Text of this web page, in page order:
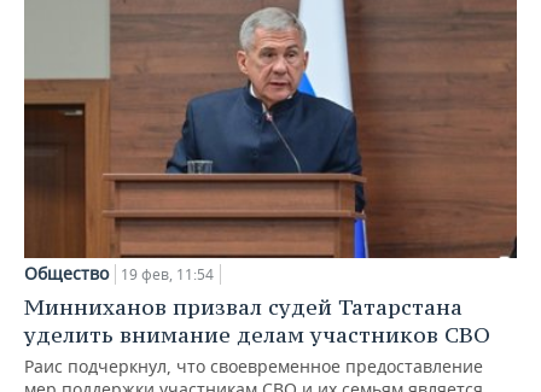
Общество 19 фев, 11:54
Минниханов призвал судей Татарстана
уделить внимание делам участников СВО
Раис подчеркнул, что своевременное предоставление